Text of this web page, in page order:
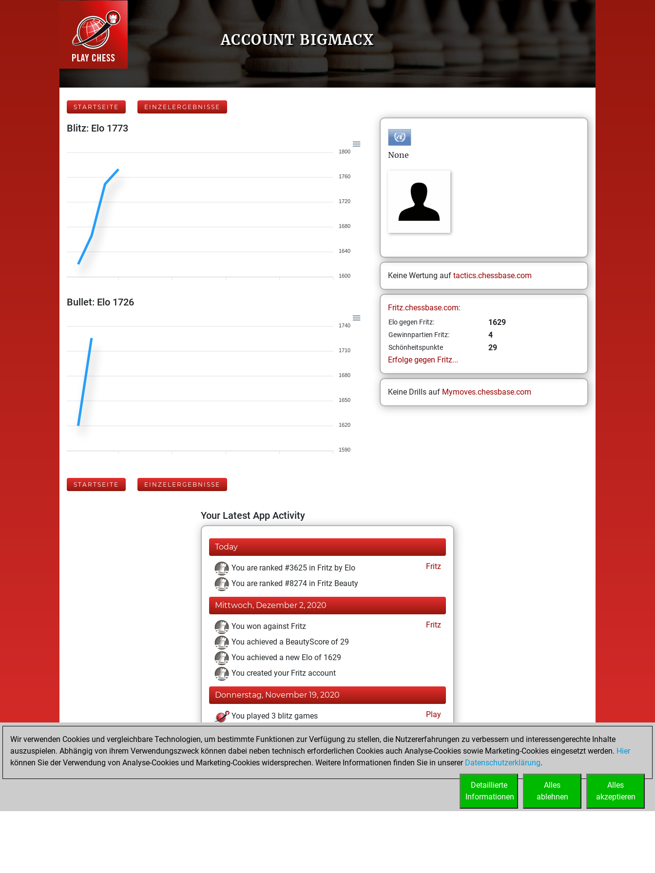
ACCOUNT BIGMACX
STARTSEITE EINZELERGEBNISSE
Blitz: Elo 1773
1800
1760
1720
1680
1640
1600
Bullet: Elo 1726
1740
1710
1680
1650
1620
1590
None
Keine Wertung auf tactics.chessbase.com
Fritz.chessbase.com:
Elo gegen Fritz: 1629
Gewinnpartien Fritz: 4
Schönheitspunkte
29
Erfolge gegen Fritz...
Keine Drills auf Mymoves.chessbase.com
STARTSEITE EINZELERGEBNISSE
Your Latest App Activity
Today
You are ranked #3625 in Fritz by Elo
Fritz
You are ranked #8274 in Fritz Beauty
Mittwoch, Dezember 2, 2020
You won against Fritz
Fritz
You achieved a BeautyScore of 29
You achieved a new Elo of 1629
You created your Fritz account
Donnerstag, November 19, 2020
You played 3 blitz games
Play
You played 1 bullet games
You scored +1 =0 -0 in bullet
Wir verwenden Cookies und vergleichbare Technologien, um bestimmte Funktionen zur Verfügung zu stellen, die Nutzererfahrungen zu verbessern und interessengerechte Inhalte
auszuspielen. Abhängig von ihrem Verwendungszweck können dabei neben technisch erforderlichen Cookies auch Analyse-Cookies sowie Marketing-Cookies eingesetzt werden. Hier
können Sie der Verwendung von Analyse-Cookies und Marketing-Cookies widersprechen. Weitere Informationen finden Sie in unserer Datenschutzerklärung.
Alles
akzeptieren
Alles
ablehnen
Detaillierte
Informationen